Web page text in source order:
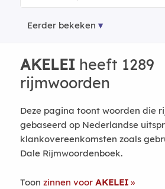
Eerder bekeken
AKELEIheeft 1289
rijmwoorden
Deze pagina toont woorden die
gebaseerd op Nederlandse
klankovereenkomsten zoals
Dale Rijmwoordenboek.
Toon zinnen voor AKELEI